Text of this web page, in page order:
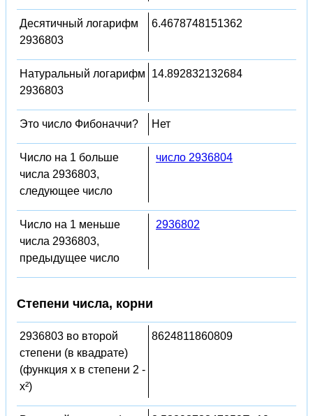
Десятичный логарифм
2936803
6.4678748151362
Натуральный логарифм
2936803
14.892832132684
Это число Фибоначчи? Нет
Число на 1 больше
числа 2936803,
следующее число
число 2936804
Число на 1 меньше
числа 2936803,
предыдущее число
2936802
Степени числа, корни
2936803 во второй
степени (в квадрате)
(функция x в степени 2 -
x²)
8624811860809